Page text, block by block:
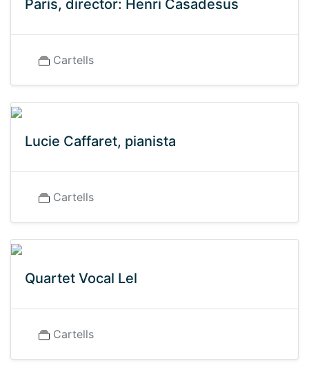
Paris, director: Henri Casadesus
Cartells
Lucie Caffaret, pianista
Cartells
Quartet Vocal Lel
Cartells